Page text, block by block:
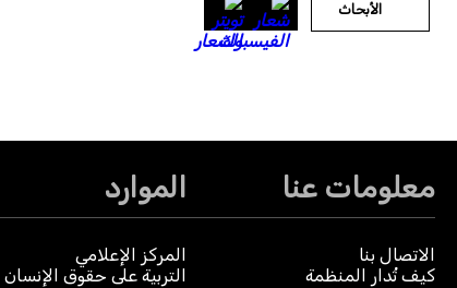
الأبحاث
معلومات عنا
الاتصال بنا
كيف تُدار المنظمة
الموارد
المركز الإعلامي
التربية على حقوق الإنسان